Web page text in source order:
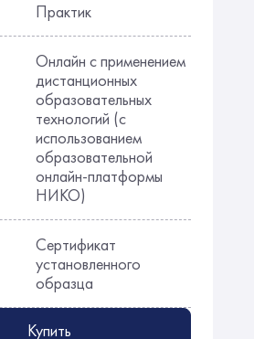
Практик
Онлайн с применением
дистанционных
образовательных
технологий (с
использованием
образовательной
онлайн-платформы
НИКО)
Сертификат
установленного
образца
Купить